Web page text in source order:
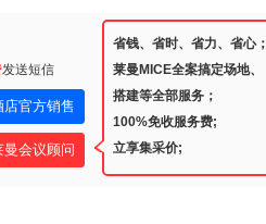
发送短信
省钱、省时、省力、省心；
莱曼MICE全案搞定场地、
搭建等全部服务；
100%免收服务费;
立享集采价;